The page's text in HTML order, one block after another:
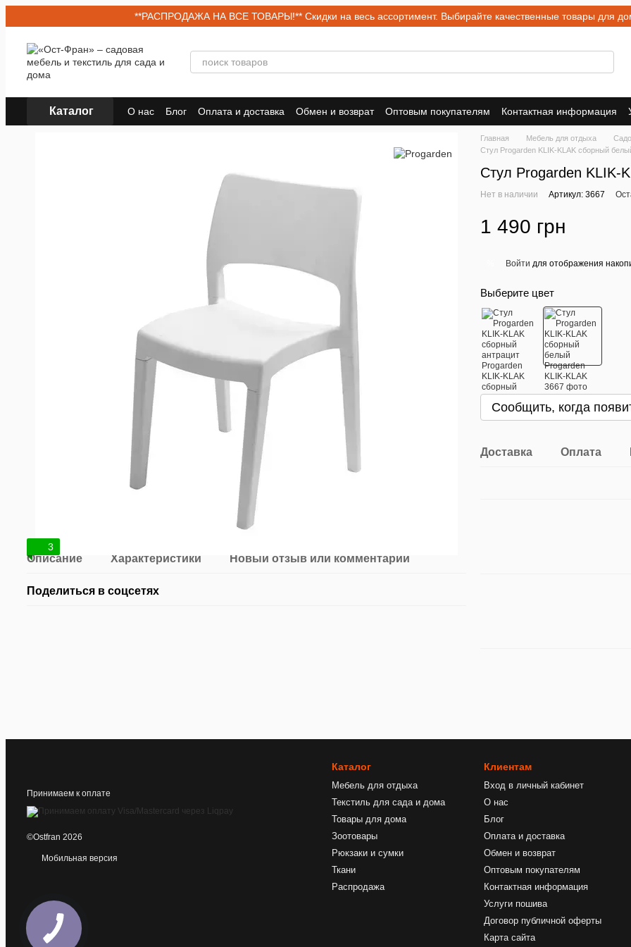
Перейти к основному контенту**РАСПРОДАЖА НА ВСЕ ТОВАРЫ!** Скидки на весь ассортимент. Выбирайте качественные товары для
Каталог О нас Блог Оплата и доставка Обмен и возврат Оптовым покупателям Контактная информация
Договор публичной оферты
3
Описание Характеристики Новый отзыв или комментарий
Поделиться в соцсетях
Главная Мебель для отдыха
Стул Progarden KLIK-KLAK сборный
Стул Progarden KLIK-
Нет в наличии Артикул: 3667
1 490 грн
Войти для отображения
Выберите цвет
Сообщить, когда
Доставка Оплата
Принимаем к оплате
©Ostfran 2026
Мобильная версия
Каталог
Мебель для отдыха
Текстиль для сада и дома
Товары для дома
Зоотовары
Рюкзаки и сумки
Ткани
Распродажа
Клиентам
Вход в личный кабинет
О нас
Блог
Оплата и доставка
Обмен и возврат
Оптовым покупателям
Контактная информация
Услуги пошива
Договор публичной оферты
Карта сайта